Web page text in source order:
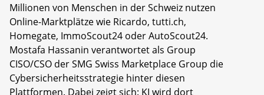
Millionen von Menschen in der Schweiz nutzen
Online-Marktplätze wie Ricardo, tutti.ch,
Homegate, ImmoScout24 oder AutoScout24.
Mostafa Hassanin verantwortet als Group
CISO/CSO der SMG Swiss Marketplace Group die
Cybersicherheitsstrategie hinter diesen
Plattformen. Dabei zeigt sich: KI wird dort